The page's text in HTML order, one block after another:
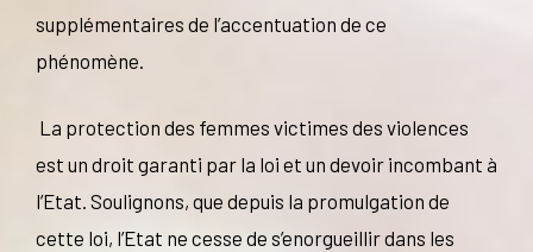
supplémentaires de l’accentuation de ce
phénomène.
La protection des femmes victimes des violences
est un droit garanti par la loi et un devoir incombant à
l’Etat. Soulignons, que depuis la promulgation de
cette loi, l’Etat ne cesse de s’enorgueillir dans les